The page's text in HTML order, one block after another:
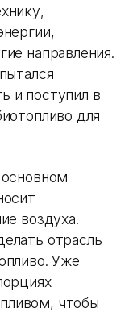
направления.
и поступил в
для
воздуха.
отрасль
Уже
чтобы